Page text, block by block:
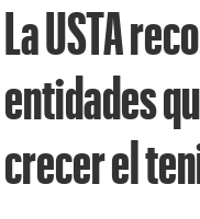
La USTA
entidades
crecer el